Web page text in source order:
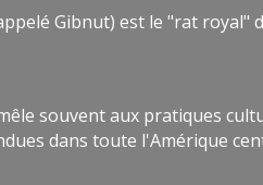
Gibnut) est le "rat royal"
souvent aux pratiques
dans toute l'Amérique